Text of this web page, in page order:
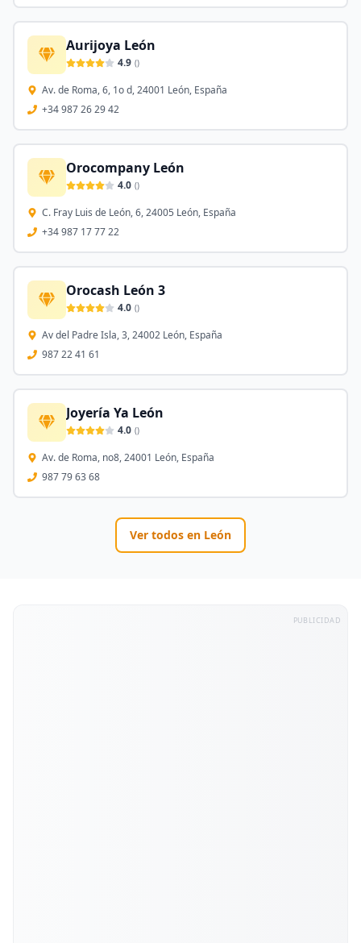
Aurijoya León
4.9 ()
Av. de Roma, 6, 1o d, 24001 León, España
+34 987 26 29 42
Orocompany León
4.0 ()
C. Fray Luis de León, 6, 24005 León, España
+34 987 17 77 22
Orocash León 3
4.0 ()
Av del Padre Isla, 3, 24002 León, España
987 22 41 61
Joyería Ya León
4.0 ()
Av. de Roma, no8, 24001 León, España
987 79 63 68
Ver todos en León
PUBLICIDAD